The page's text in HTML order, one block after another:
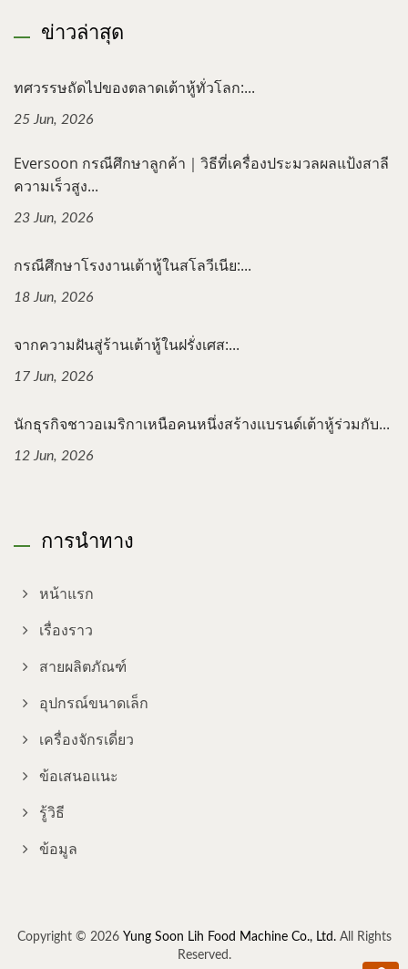
ข่าวล่าสุด
ทศวรรษถัดไปของตลาดเต้าหู้ทั่วโลก:...
25 Jun, 2026
Eversoon กรณีศึกษาลูกค้า｜วิธีที่เครื่องประมวลผลแป้งสาลี
ความเร็วสูง...
23 Jun, 2026
กรณีศึกษาโรงงานเต้าหู้ในสโลวีเนีย:...
18 Jun, 2026
จากความฝันสู่ร้านเต้าหู้ในฝรั่งเศส:...
17 Jun, 2026
นักธุรกิจชาวอเมริกาเหนือคนหนึ่งสร้างแบรนด์เต้าหู้ร่วมกับ...
12 Jun, 2026
การนำทาง
หน้าแรก
เรื่องราว
สายผลิตภัณฑ์
อุปกรณ์ขนาดเล็ก
เครื่องจักรเดี่ยว
ข้อเสนอแนะ
รู้วิธี
ข้อมูล
Copyright © 2026 Yung Soon Lih Food Machine Co., Ltd.All Rights
Reserved.